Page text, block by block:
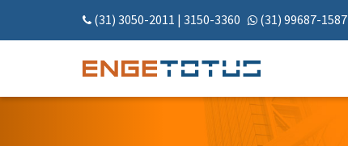
(31) 3050-2011 | 3150-3360 (31) 99687-1587